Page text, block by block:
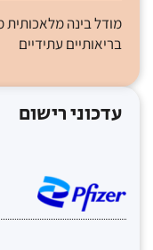
מודל בינה מלאכותית
בריאותיים עתידיים
עדכוני רישום